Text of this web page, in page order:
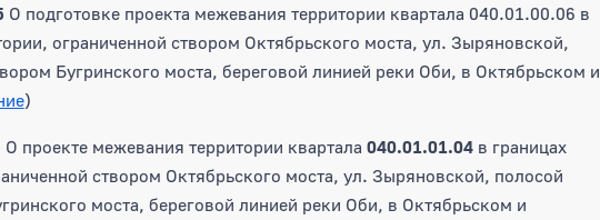
О подготовке проекта межевания территории квартала 040.01.00.06 в
ограниченной створом Октябрьского моста, ул. Зыряновской,
Бугринского моста, береговой линией реки Оби, в Октябрьском и
)
О проекте межевания территории квартала 040.01.01.04в границах
створом Октябрьского моста, ул. Зыряновской, полосой
моста, береговой линией реки Оби, в Октябрьском и